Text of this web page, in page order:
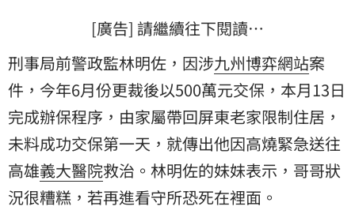
[廣告] 請繼續往下閱讀…
刑事局前警政監林明佐，因涉九州博弈網站案
件，今年6月份更裁後以500萬元交保，本月13日
完成辦保程序，由家屬帶回屏東老家限制住居，
未料成功交保第一天，就傳出他因高燒緊急送往
高雄義大醫院救治。林明佐的妹妹表示，哥哥狀
況很糟糕，若再進看守所恐死在裡面。